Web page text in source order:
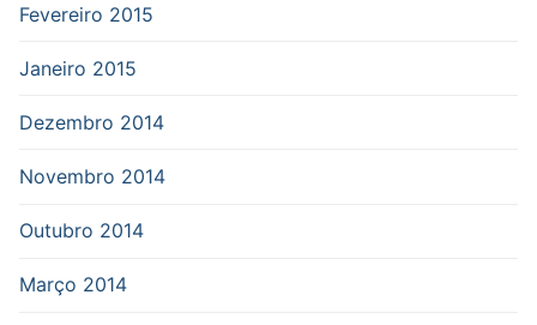
Fevereiro 2015
Janeiro 2015
Dezembro 2014
Novembro 2014
Outubro 2014
Março 2014